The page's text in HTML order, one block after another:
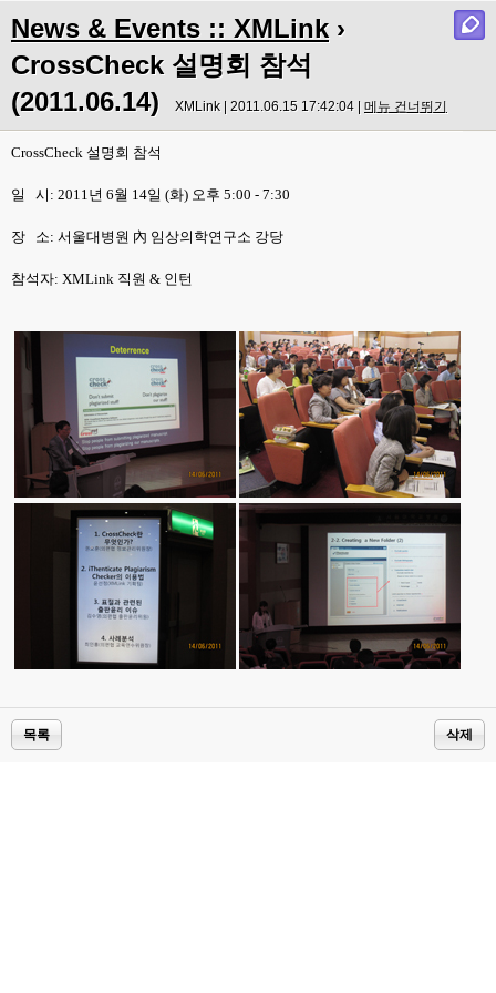
News & Events :: XMLink ›
CrossCheck 설명회 참석
(2011.06.14)
XMLink | 2011.06.15 17:42:04 | 메뉴 건너뛰기
CrossCheck 설명회 참석
일 시: 2011년 6월 14일 (화) 오후 5:00 - 7:30
장 소: 서울대병원 內 임상의학연구소 강당
참석자: XMLink 직원 & 인턴
목록 삭제